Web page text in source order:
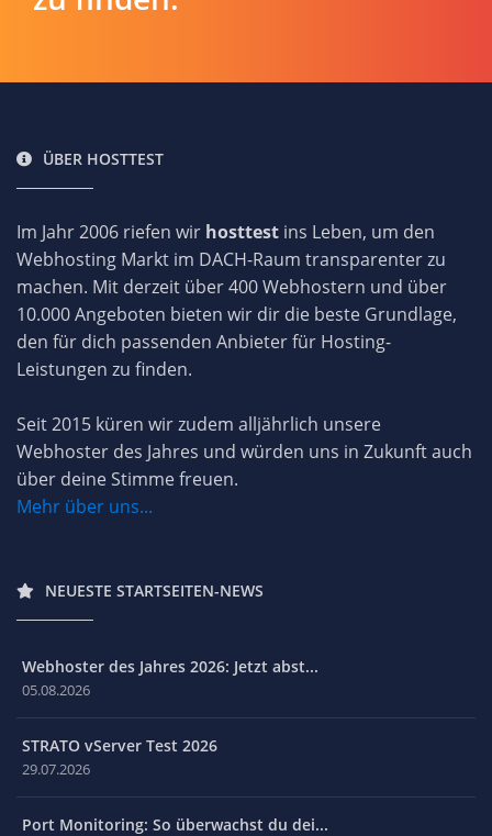
ÜBER HOSTTEST
Im Jahr 2006 riefen wir hosttest ins Leben, um den
Webhosting Markt im DACH-Raum transparenter zu
machen. Mit derzeit über 400 Webhostern und über
10.000 Angeboten bieten wir dir die beste Grundlage,
den für dich passenden Anbieter für Hosting-
Leistungen zu finden.
Seit 2015 küren wir zudem alljährlich unsere
Webhoster des Jahres und würden uns in Zukunft auch
über deine Stimme freuen.
Mehr über uns...
NEUESTE STARTSEITEN-NEWS
Webhoster des Jahres 2026: Jetzt abst...
05.08.2026
STRATO vServer Test 2026
29.07.2026
Port Monitoring: So überwachst du dei...